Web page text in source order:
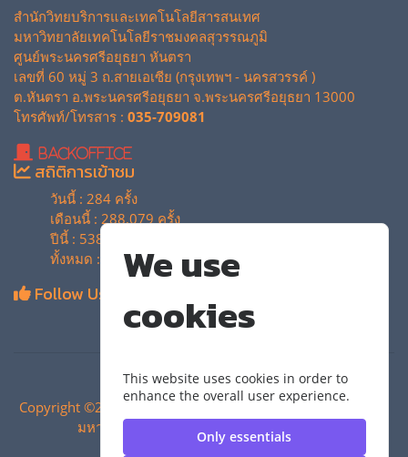
We use
cookies
This website uses cookies in order to
enhance the overall user experience.
Only essentials
สำนักวิทยบริการและเทคโนโลยีสารสนเทศ
มหาวิทยาลัยเทคโนโลยีราชมงคลสุวรรณภูมิ
ศูนย์พระนครศรีอยุธยา หันตรา
เลขที่ 60 หมู่ 3 ถ.สายเอเซีย (กรุงเทพฯ - นครสวรรค์ )
ต.หันตรา อ.พระนครศรีอยุธยา จ.พระนครศรีอยุธยา 13000
โทรศัพท์/โทรสาร : 035-709081
BackOffice
สถิติการเข้าชม
วันนี้ : 284 ครั้ง
เดือนนี้ : 288,079 ครั้ง
ปีนี้ : 538,255 ครั้ง
ทั้งหมด : 4,129,205 ครั้ง
Follow Us
Copyright ©2024 สำนักวิทยบริการและเทคโนโลยีสารสนเทศ |
มหาวิทยาลัยเทคโนโลยีราชมงคลสุวรรณภูมิ